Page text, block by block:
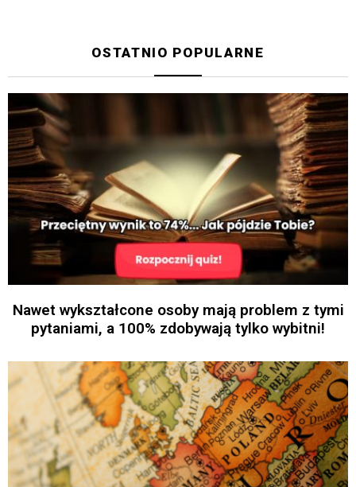
OSTATNIO POPULARNE
Nawet wykształcone osoby mają problem z tymi
pytaniami, a 100% zdobywają tylko wybitni!